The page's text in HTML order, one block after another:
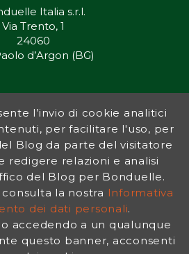
Italia s.r.l.
Via Trento, 1
24060
d’Argon (BG)
di riferimento per gli ortisti italiani, e
sia ai più esperti che a nuovi interessati.
ispirare la transizione verso una dieta a
al benessere delle persone e del
si inserisce InOrto, simbolo dell’amore
del rispetto dell’ambiente.
PRIVACY| NOTE LEGALI
l’invio di cookie analitici
per facilitare l'uso, per
Blog da parte del visitatore
redigere relazioni e analisi
del Blog per Bonduelle.
la nostra Informativa
dei dati personali.
o accedendo a un qualunque
questo banner, acconsenti